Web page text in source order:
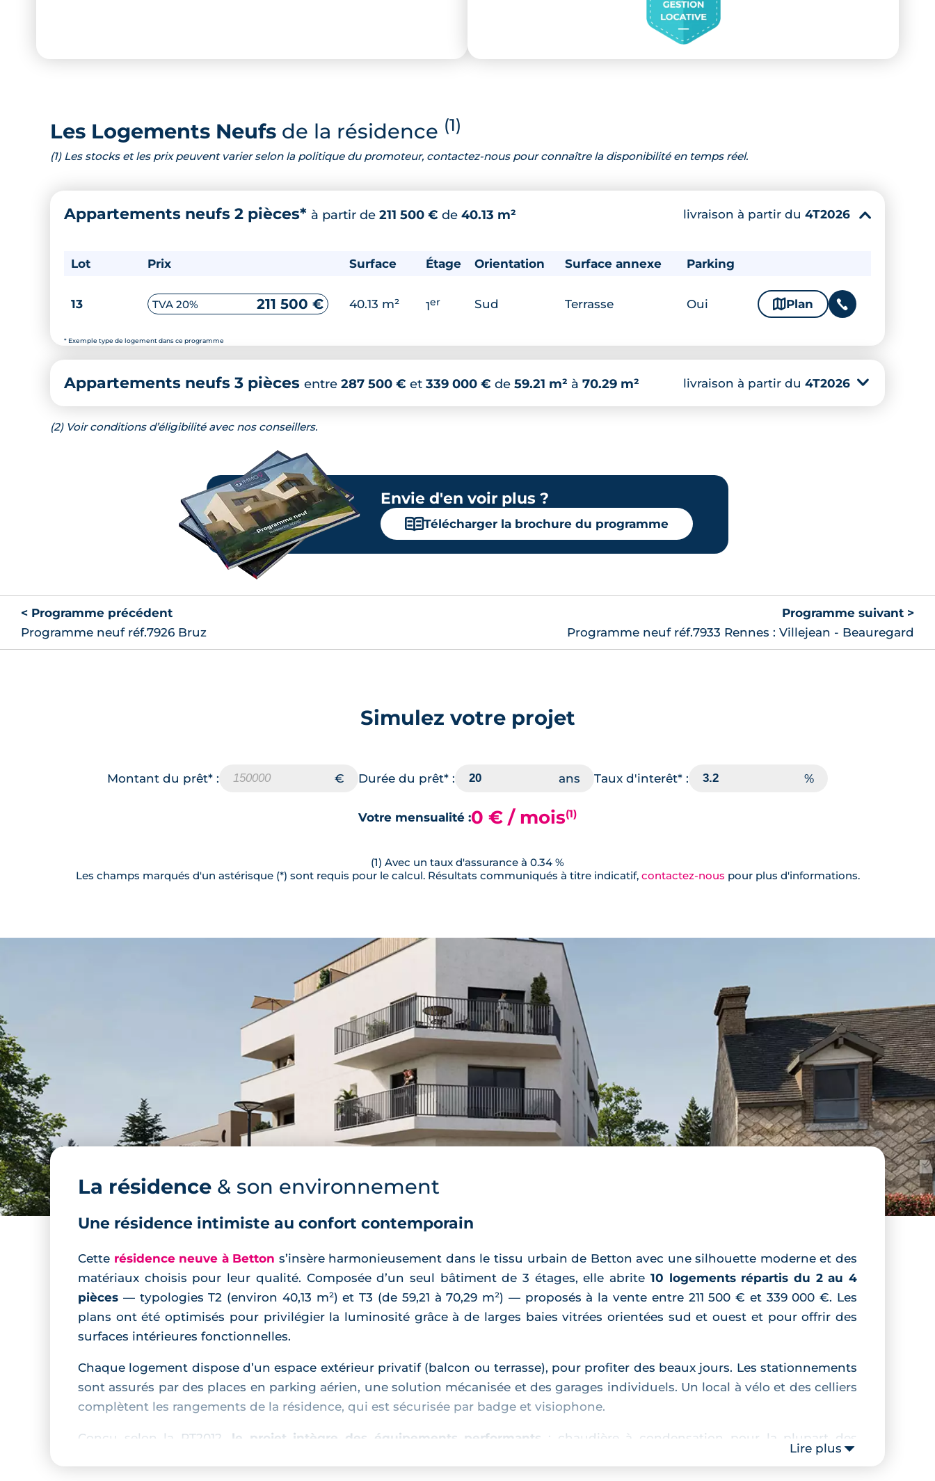
Les Logements Neufs de la résidence (1)
(1) Les stocks et les prix peuvent varier selon la politique du promoteur, contactez-nous pour connaître la disponibilité en temps réel.
Appartements neufs 2 pièces* à partir de 211 500 € de 40.13 m²
* Exemple type de logement dans ce programme
livraison à partir du 4T2026 ▾
Lot Prix Surface Étage Orientation Surface annexe Parking
13 TVA 20% 211 500 € 40.13 m² 1er Sud Terrasse Oui 🗞 Plan 📞
Appartements neufs 3 pièces entre 287 500 € et 339 000 € de 59.21 m² à 70.29 m² livraison à partir du 4T2026 ▾
(2) Voir conditions d’éligibilité avec nos conseillers.
Envie d'en voir plus ?
📖Télécharger la brochure du programme
< Programme précédent
Programme neuf réf.7926 Bruz
Programme suivant >
Programme neuf réf.7933 Rennes : Villejean - Beauregard
Simulez votre projet
Montant du prêt* : Durée du prêt* : Taux d'interêt* :
Votre mensualité :0 € / mois(1)
(1) Avec un taux d'assurance à 0.34 %
Les champs marqués d'un astérisque (*) sont requis pour le calcul. Résultats communiqués à titre indicatif, contactez-nous pour plus d'informations.
La résidence & son environnement
Une résidence intimiste au confort contemporain
Cette résidence neuve à Betton s’insère harmonieusement dans le tissu urbain de Betton avec une silhouette moderne et des
matériaux choisis pour leur qualité. Composée d’un seul bâtiment de 3 étages, elle abrite 10 logements répartis du 2 au 4
pièces — typologies T2 (environ 40,13 m²) et T3 (de 59,21 à 70,29 m²) — proposés à la vente entre 211 500 € et 339 000 €. Les
plans ont été optimisés pour privilégier la luminosité grâce à de larges baies vitrées orientées sud et ouest et pour offrir des
surfaces intérieures fonctionnelles.
Chaque logement dispose d’un espace extérieur privatif (balcon ou terrasse), pour profiter des beaux jours. Les stationnements
sont assurés par des places en parking aérien, une solution mécanisée et des garages individuels. Un local à vélo et des celliers
complètent les rangements de la résidence, qui est sécurisée par badge et visiophone.
Conçu selon la RT2012, le projet intègre des équipements performants : chaudière à condensation pour la plupart des
logements, chauffage électrique pour d'autres selon les typologies, volets roulants électriques et thermostat d’ambiance. Les
Lire plus